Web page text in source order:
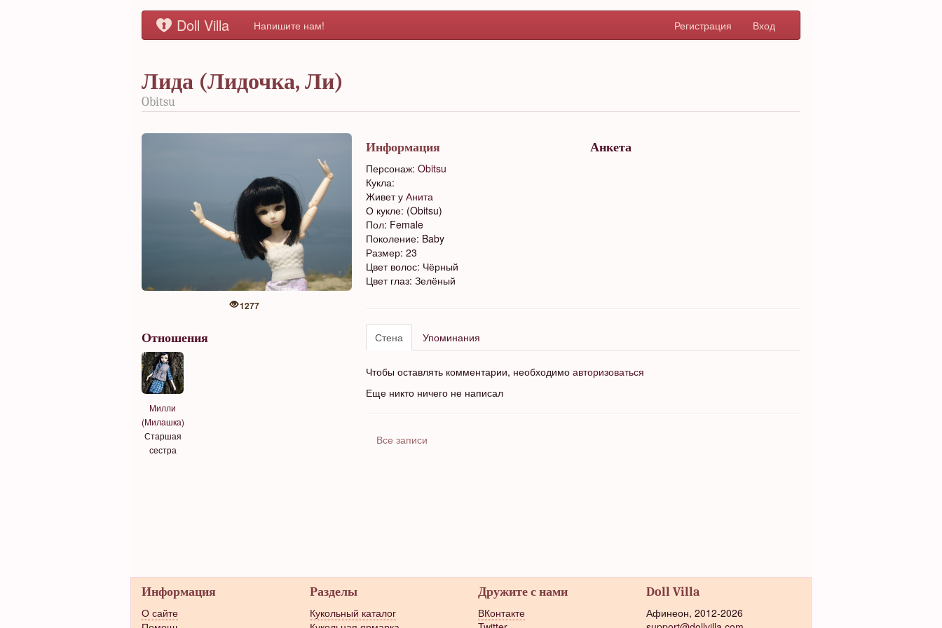
Doll Villa Напишите нам! Регистрация Вход
Лида (Лидочка, Ли)
Obitsu
1277
Информация
Персонаж: Obitsu
Кукла:
Живет у Анита
О кукле: (Obitsu)
Пол: Female
Поколение: Baby
Размер: 23
Цвет волос: Чёрный
Цвет глаз: Зелёный
Анкета
Отношения
Милли
(Милашка)
Старшая
сестра
Стена Упоминания
Чтобы оставлять комментарии, необходимо авторизоваться
Еще никто ничего не написал
Все записи
Информация
О сайте
Разделы
Кукольный каталог
Дружите с нами
ВКонтакте
Doll Villa
Афинеон, 2012-2026